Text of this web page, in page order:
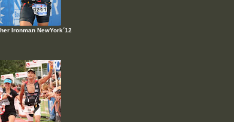
Ironman NewYork´12